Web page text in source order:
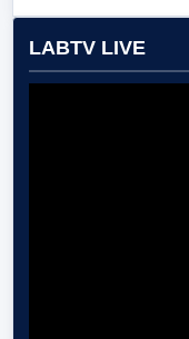
LABTV LIVE